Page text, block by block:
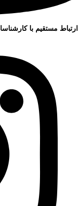
ارتباط مستقیم با